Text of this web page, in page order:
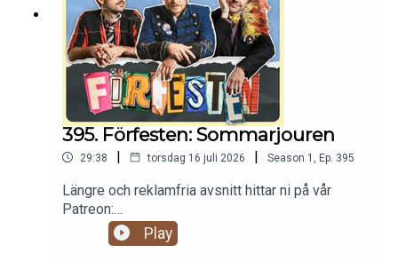
395. Förfesten: Sommarjouren
29:38 | torsdag 16 juli 2026 | Season 1 Ep. 395
Längre och reklamfria avsnitt hittar ni på vår
Patreon:
https://www.patreon.com/c/randommakingmovie
Play